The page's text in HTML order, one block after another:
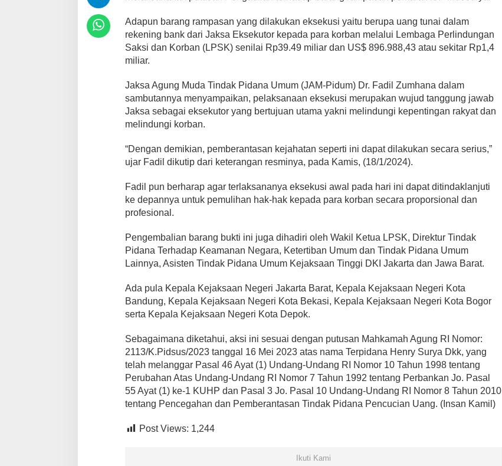
Adapun barang rampasan yang dilakukan eksekusi yaitu berupa uang tunai dalam
rekening bank dari Jaksa Eksekutor kepada para korban melalui Lembaga Perlindungan
Saksi dan Korban (LPSK) senilai Rp39.49 miliar dan US$ 896.988,43 atau sekitar Rp1,4
miliar.
Jaksa Agung Muda Tindak Pidana Umum (JAM-Pidum) Dr. Fadil Zumhana dalam
sambutannya menyampaikan, pelaksanaan eksekusi merupakan wujud tanggung jawab
Jaksa sebagai eksekutor yang bertujuan utama yakni melindungi kepentingan rakyat dan
melindungi korban.
“Dengan demikian, pemberantasan kejahatan seperti ini dapat dilakukan secara serius,”
ujar Fadil dikutip dari keterangan resminya, pada Kamis, (18/1/2024).
Fadil pun berharap agar terlaksananya eksekusi awal pada hari ini dapat ditindaklanjuti
ke depannya untuk pemulihan hak-hak kepada para korban secara proporsional dan
profesional.
Pengembalian barang bukti ini juga dihadiri oleh Wakil Ketua LPSK, Direktur Tindak
Pidana Terhadap Keamanan Negara, Ketertiban Umum dan Tindak Pidana Umum
Lainnya, Asisten Tindak Pidana Umum Kejaksaan Tinggi DKI Jakarta dan Jawa Barat.
Ada pula Kepala Kejaksaan Negeri Jakarta Barat, Kepala Kejaksaan Negeri Kota
Bandung, Kepala Kejaksaan Negeri Kota Bekasi, Kepala Kejaksaan Negeri Kota Bogor
serta Kepala Kejaksaan Negeri Kota Depok.
Sebagaimana diketahui, aksi ini sesuai dengan putusan Mahkamah Agung RI Nomor:
2113/K.Pidsus/2023 tanggal 16 Mei 2023 atas nama Terpidana Henry Surya Dkk, yang
telah melanggar Pasal 46 Ayat (1) Undang-Undang RI Nomor 10 Tahun 1998 tentang
Perubahan Atas Undang-Undang RI Nomor 7 Tahun 1992 tentang Perbankan Jo. Pasal
55 Ayat (1) ke-1 KUHP dan Pasal 3 Jo. Pasal 10 Undang-Undang RI Nomor 8 Tahun 2010
tentang Pencegahan dan Pemberantasan Tindak Pidana Pencucian Uang. (Insan Kamil)
Post Views: 1,244
Ikuti Kami